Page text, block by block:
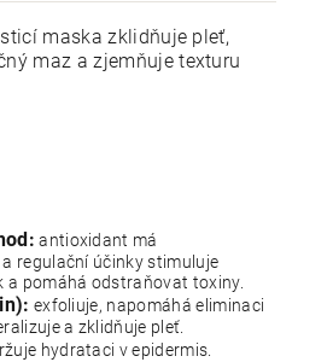
maska zklidňuje pleť,
maz a zjemňuje texturu
antioxidant má
regulační účinky stimuluje
a pomáhá odstraňovat toxiny.
exfoliuje, napomáhá eliminaci
a zklidňuje pleť.
hydrataci v epidermis.